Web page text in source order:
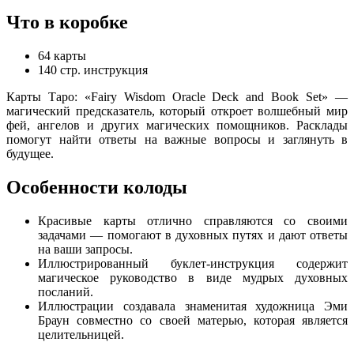
Что в коробке
64 карты
140 стр. инструкция
Карты Таро: «Fairy Wisdom Oracle Deck and Book Set» —
магический предсказатель, который откроет волшебный мир
фей, ангелов и других магических помощников. Расклады
помогут найти ответы на важные вопросы и заглянуть в
будущее.
Особенности колоды
Красивые карты отлично справляются со своими
задачами — помогают в духовных путях и дают ответы
на ваши запросы.
Иллюстрированный буклет-инструкция содержит
магическое руководство в виде мудрых духовных
посланий.
Иллюстрации создавала знаменитая художница Эми
Браун совместно со своей матерью, которая является
целительницей.